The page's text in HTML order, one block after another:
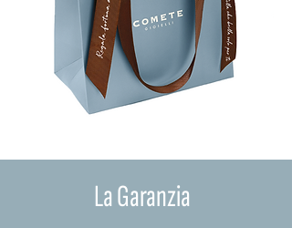
La Garanzia